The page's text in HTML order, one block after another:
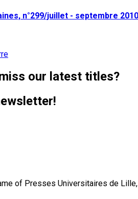
n°299/juillet - septembre 2010
our latest titles?
of Presses Universitaires de